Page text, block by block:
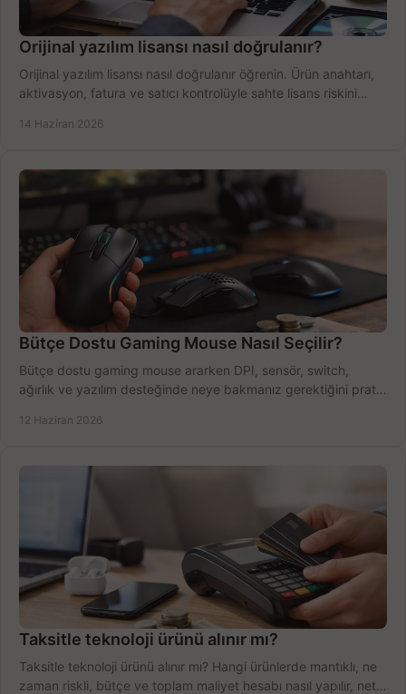
Orijinal yazılım lisansı nasıl doğrulanır?
Orijinal yazılım lisansı nasıl doğrulanır öğrenin. Ürün anahtarı,
aktivasyon, fatura ve satıcı kontrolüyle sahte lisans riskini
14 Haziran 2026
Bütçe Dostu Gaming Mouse Nasıl Seçilir?
Bütçe dostu gaming mouse ararken DPI, sensör, switch,
ağırlık ve yazılım desteğinde neye bakmanız gerektiğini pratik
12 Haziran 2026
Taksitle teknoloji ürünü alınır mı?
Taksitle teknoloji ürünü alınır mı? Hangi ürünlerde mantıklı, ne
zaman riskli, bütçe ve toplam maliyet hesabı nasıl yapılır, net